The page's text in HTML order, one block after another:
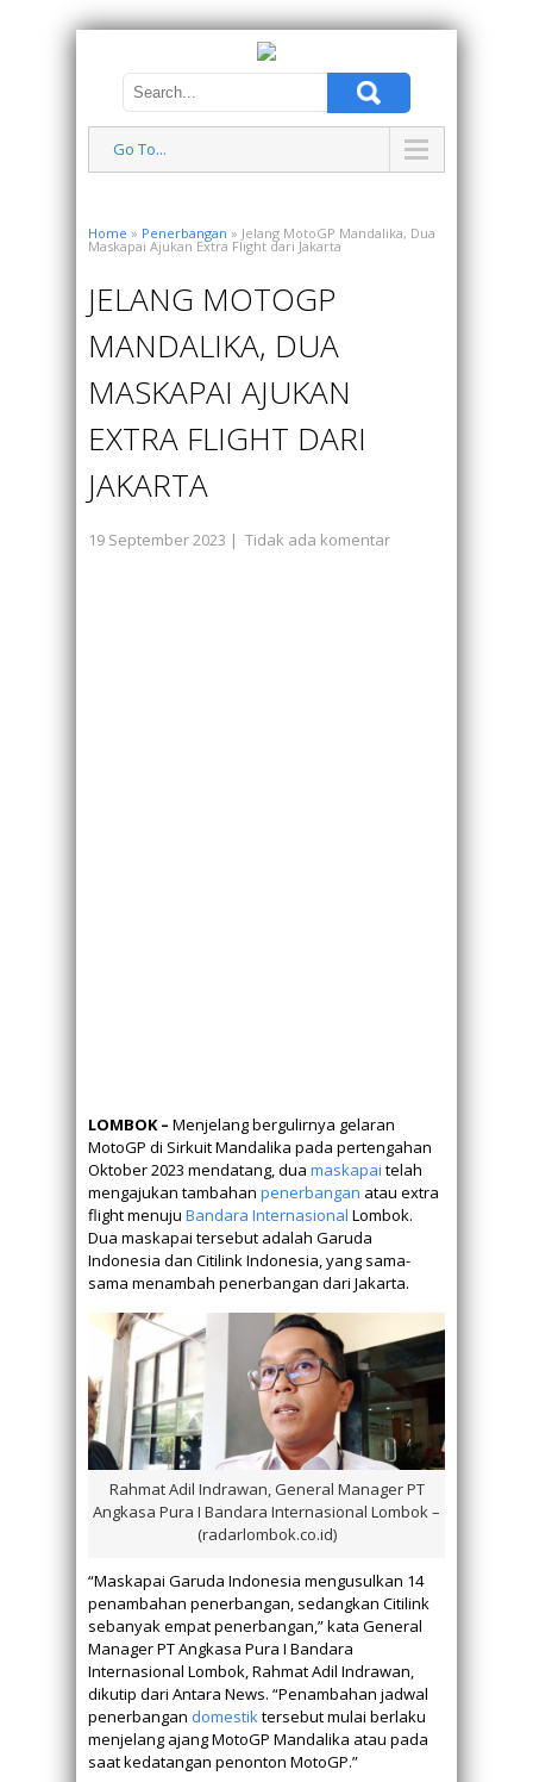
Go To...
Home » Penerbangan » Jelang MotoGP Mandalika, Dua
Maskapai Ajukan Extra Flight dari Jakarta
JELANG MOTOGP
MANDALIKA, DUA
MASKAPAI AJUKAN
EXTRA FLIGHT DARI
JAKARTA
19 September 2023 | Tidak ada komentar
LOMBOK – Menjelang bergulirnya gelaran
MotoGP di Sirkuit Mandalika pada pertengahan
Oktober 2023 mendatang, dua maskapai telah
mengajukan tambahan penerbangan atau extra
flight menuju Bandara Internasional Lombok.
Dua maskapai tersebut adalah Garuda
Indonesia dan Citilink Indonesia, yang sama-
sama menambah penerbangan dari Jakarta.
Rahmat Adil Indrawan, General Manager PT
Angkasa Pura I Bandara Internasional Lombok –
(radarlombok.co.id)
“Maskapai Garuda Indonesia mengusulkan 14
penambahan penerbangan, sedangkan Citilink
sebanyak empat penerbangan,” kata General
Manager PT Angkasa Pura I Bandara
Internasional Lombok, Rahmat Adil Indrawan,
dikutip dari Antara News. “Penambahan jadwal
penerbangan domestiktersebut mulai berlaku
menjelang ajang MotoGP Mandalika atau pada
saat kedatangan penonton MotoGP.”